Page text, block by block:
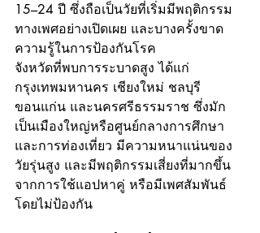
15–24 ปี ซึ่งถือเป็นวัยที่เริ่มมีพฤติกรรม
ทางเพศอย่างเปิดเผย และบางครั้งขาด
ความรู้ในการป้องกันโรค
จังหวัดที่พบการระบาดสูง ได้แก่
กรุงเทพมหานคร เชียงใหม่ ชลบุรี
ขอนแก่น และนครศรีธรรมราช ซึ่งมัก
เป็นเมืองใหญ่หรือศูนย์กลางการศึกษา
และการท่องเที่ยว มีความหนาแน่นของ
วัยรุ่นสูง และมีพฤติกรรมเสี่ยงที่มากขึ้น
จากการใช้แอปหาคู่ หรือมีเพศสัมพันธ์
โดยไม่ป้องกัน